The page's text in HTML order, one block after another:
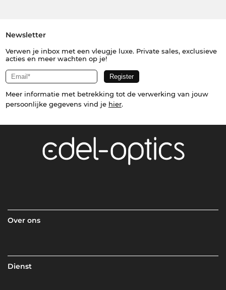
Newsletter
Verwen je inbox met een vleugje luxe. Private sales, exclusieve
acties en meer wachten op je!
Meer informatie met betrekking tot de verwerking van jouw
persoonlijke gegevens vind je hier.
Over ons
Dienst